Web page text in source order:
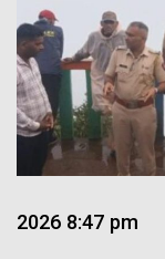
2026 8:47 pm